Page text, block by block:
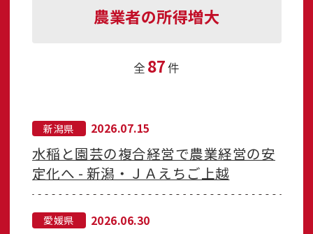
農業者の所得増大
全 87件
新潟県 2026.07.15
水稲と園芸の複合経営で農業経営の安
定化へ - 新潟・ＪＡえちご上越
愛媛県 2026.06.30